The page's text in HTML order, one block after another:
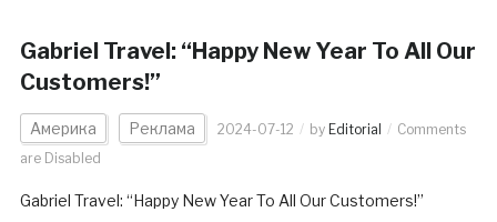
Gabriel Travel: “Happy New Year To All Our
Customers!”
Америка Реклама 2024-07-12 by Editorial
Comments
are Disabled
Gabriel Travel: “Happy New Year To All Our Customers!”